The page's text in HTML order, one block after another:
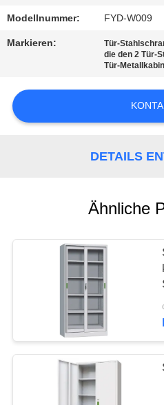
VERBINDUNG
NACHRICHTEN
FORDERN
PRIVACY
POLICY
Modellnummer: FYD-W009
Markieren: Tür-
die den 2 Tür-
Tür-
DETAILS
Ähnliche